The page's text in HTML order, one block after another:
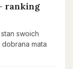
ranking
swoich
mata